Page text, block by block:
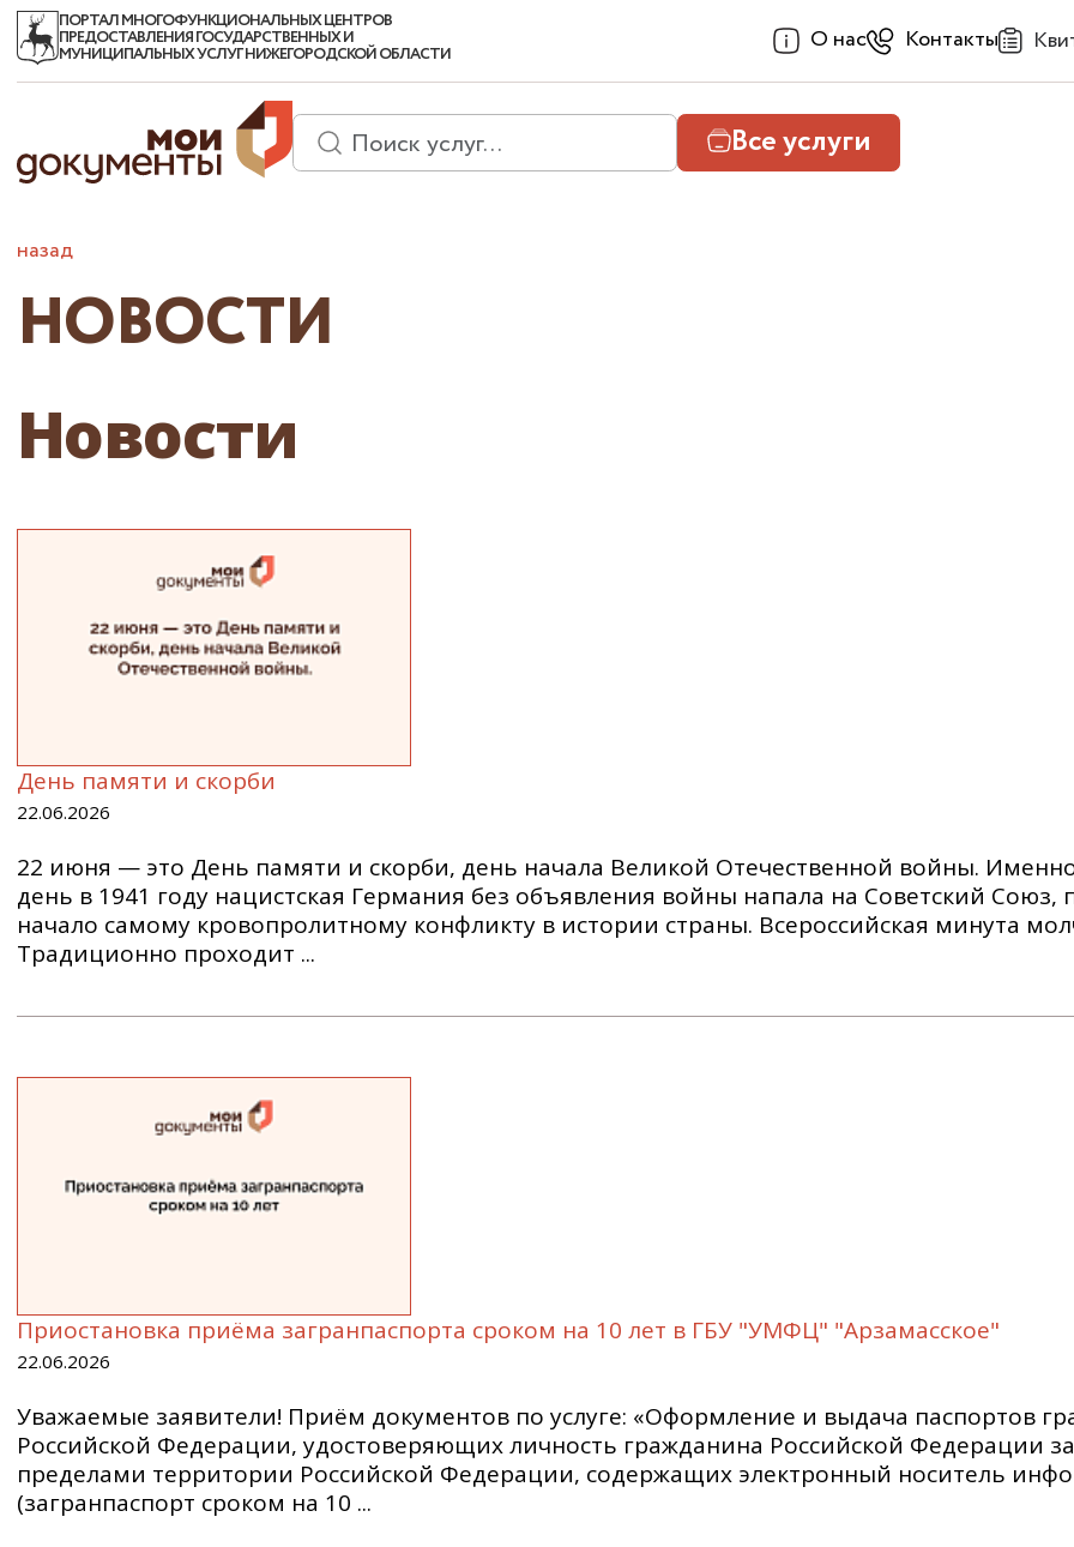
ПОРТАЛ МНОГОФУНКЦИОНАЛЬНЫХ ЦЕНТРОВ
ПРЕДОСТАВЛЕНИЯ ГОСУДАРСТВЕННЫХ И
МУНИЦИПАЛЬНЫХ УСЛУГ НИЖЕГОРОДСКОЙ ОБЛАСТИ О нас Контакты
Все услуги
назад
НОВОСТИ
Новости
День памяти и скорби
22.06.2026
22 июня — это День памяти и скорби, день начала Великой Отечественной войны.
день в 1941 году нацистская Германия без объявления войны напала на Советский Союз,
начало самому кровопролитному конфликту в истории страны. Всероссийская минута
Традиционно проходит ...
Приостановка приёма загранпаспорта сроком на 10 лет в ГБУ "УМФЦ" "Арзамасское"
22.06.2026
Уважаемые заявители! Приём документов по услуге: «Оформление и выдача паспортов
Российской Федерации, удостоверяющих личность гражданина Российской Федерации за
пределами территории Российской Федерации, содержащих электронный носитель
(загранпаспорт сроком на 10 ...